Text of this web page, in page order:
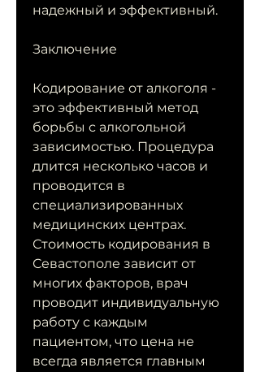
надежный и эффективный.
Заключение
Кодирование от алкоголя -
это эффективный метод
борьбы с алкогольной
зависимостью. Процедура
длится несколько часов и
проводится в
специализированных
медицинских центрах.
Стоимость кодирования в
Севастополе зависит от
многих факторов, врач
проводит индивидуальную
работу с каждым
пациентом, что цена не
всегда является главным